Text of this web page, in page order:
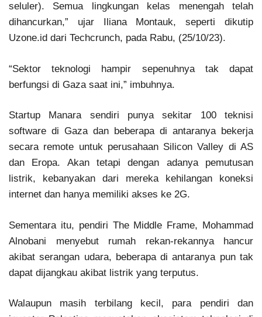
seluler). Semua lingkungan kelas menengah telah
dihancurkan,” ujar Iliana Montauk, seperti dikutip
Uzone.id dari Techcrunch, pada Rabu, (25/10/23).
“Sektor teknologi hampir sepenuhnya tak dapat
berfungsi di Gaza saat ini,” imbuhnya.
Startup Manara sendiri punya sekitar 100 teknisi
software di Gaza dan beberapa di antaranya bekerja
secara remote untuk perusahaan Silicon Valley di AS
dan Eropa. Akan tetapi dengan adanya pemutusan
listrik, kebanyakan dari mereka kehilangan koneksi
internet dan hanya memiliki akses ke 2G.
Sementara itu, pendiri The Middle Frame, Mohammad
Alnobani menyebut rumah rekan-rekannya hancur
akibat serangan udara, beberapa di antaranya pun tak
dapat dijangkau akibat listrik yang terputus.
Walaupun masih terbilang kecil, para pendiri dan